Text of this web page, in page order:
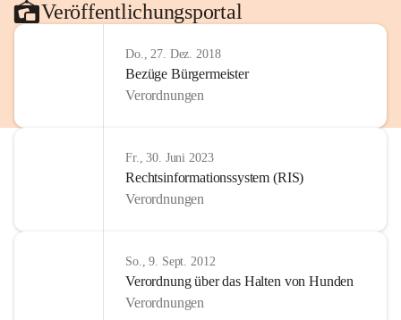
Veröffentlichungsportal
Do., 27. Dez. 2018
Bezüge Bürgermeister
Verordnungen
Fr., 30. Juni 2023
Rechtsinformationssystem (RIS)
Verordnungen
So., 9. Sept. 2012
Verordnung über das Halten von Hunden
Verordnungen